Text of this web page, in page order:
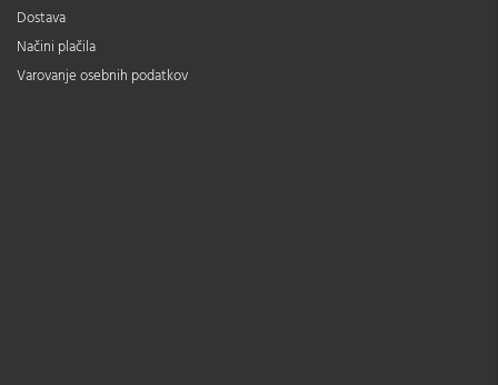
Dostava
Načini plačila
Varovanje osebnih podatkov